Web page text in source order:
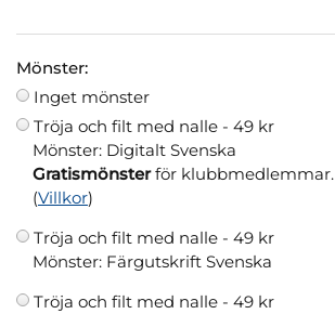
Mönster:
Inget mönster
Tröja och filt med nalle - 49 kr
Mönster: Digitalt Svenska
Gratismönsterför klubbmedlemmar.
(Villkor)
Tröja och filt med nalle - 49 kr
Mönster: Färgutskrift Svenska
Tröja och filt med nalle - 49 kr